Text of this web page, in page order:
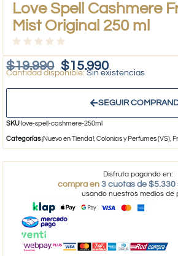
Love Spell Cashmere
Mist Original 250 ml
$19.990 $15.990
Sin existencias
SEGUIR
SKU love-spell-cashmere-250ml
Categorías¡Nuevo en Tienda!,Colonias y Perfumes (VS),
Disfruta pagando en:
compra en 3 cuotas de $5.330
usando nuestros medios de